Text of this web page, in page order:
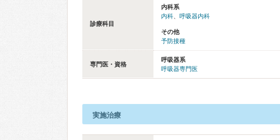
診療科目
内科系
内科、 呼吸器内科
その他
予防接種
専門医・資格
呼吸器系
呼吸器専門医
実施治療